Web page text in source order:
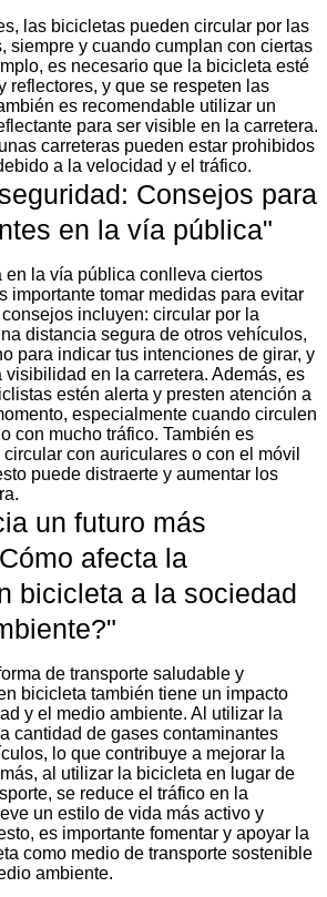
las bicicletas pueden circular por las
siempre y cuando cumplan con ciertas
es necesario que la bicicleta esté
reflectores, y que se respeten las
es recomendable utilizar un
para ser visible en la carretera.
carreteras pueden estar prohibidos
a la velocidad y el tráfico.
Consejos para
en la vía pública"
en la vía pública conlleva ciertos
importante tomar medidas para evitar
incluyen: circular por la
distancia segura de otros vehículos,
para indicar tus intenciones de girar, y
visibilidad en la carretera. Además, es
estén alerta y presten atención a
especialmente cuando circulen
con mucho tráfico. También es
con auriculares o con el móvil
puede distraerte y aumentar los
un futuro más
afecta la
bicicleta a la sociedad
de transporte saludable y
bicicleta también tiene un impacto
y el medio ambiente. Al utilizar la
cantidad de gases contaminantes
lo que contribuye a mejorar la
al utilizar la bicicleta en lugar de
se reduce el tráfico en la
un estilo de vida más activo y
es importante fomentar y apoyar la
como medio de transporte sostenible
ambiente.